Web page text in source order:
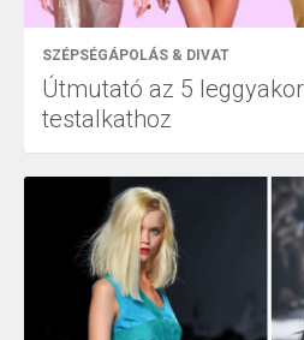
SZÉPSÉGÁPOLÁS & DIVAT
Útmutató az 5
testalkathoz